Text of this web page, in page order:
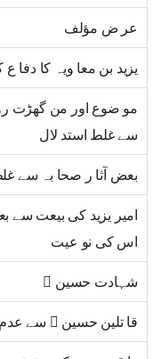
عر ض مؤلف
یزید بن معا ویہ کا دفا ع
مو ضوع اور من گھڑت
سے غلط استد لال
بعض آثا ر صحا بہ سے
امیر یزید کی بیعت سے
اس کی نو عیت
شہادت حسین ﷜
قا تلین حسین ﷜ سے